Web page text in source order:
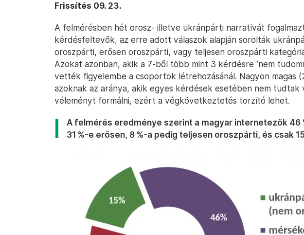
Frissítés 09. 23.
A felmérésben hét orosz- illetve ukránpárti narratívát
kérdésfeltevők, az erre adott válaszok alapján sorolták
oroszpárti, erősen oroszpárti, vagy teljesen oroszpárti
Azokat azonban, akik a 7-ből több mint 3 kérdésre ’nem
vették figyelembe a csoportok létrehozásánál. Nagyon magas
azoknak az aránya, akik egyes kérdések esetében nem tudtak
véleményt formálni, ezért a végkövetkeztetés torzító lehet.
A felmérés eredménye szerint a magyar internetezők 46
31 %-e erősen, 8 %-a pedig teljesen oroszpárti, és csak